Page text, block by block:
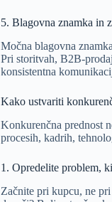
5. Blagovna znamka in
Močna blagovna
Pri storitvah, B2B-
konsistentna
Kako ustvariti
Konkurenčna prednost
procesih, kadrih,
1. Opredelite problem,
Začnite pri kupcu, ne